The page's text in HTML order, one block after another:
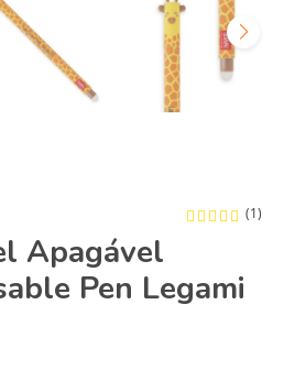
(1)
Apagável
Pen Legami